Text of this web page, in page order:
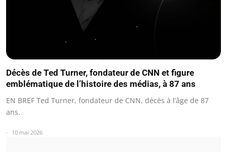
Décès de Ted Turner, fondateur de CNN et figure
emblématique de l’histoire des médias, à 87 ans
EN BREF Ted Turner, fondateur de CNN, décès à l’âge de 87
ans.
10 mai 2026